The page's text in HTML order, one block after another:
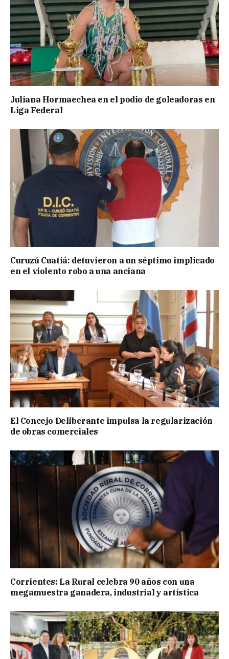
Juliana Hormaechea en el podio de goleadoras en
Liga Federal
Curuzú Cuatiá: detuvieron a un séptimo implicado
en el violento robo a una anciana
El Concejo Deliberante impulsa la regularización
de obras comerciales
Corrientes: La Rural celebra 90 años con una
megamuestra ganadera, industrial y artística